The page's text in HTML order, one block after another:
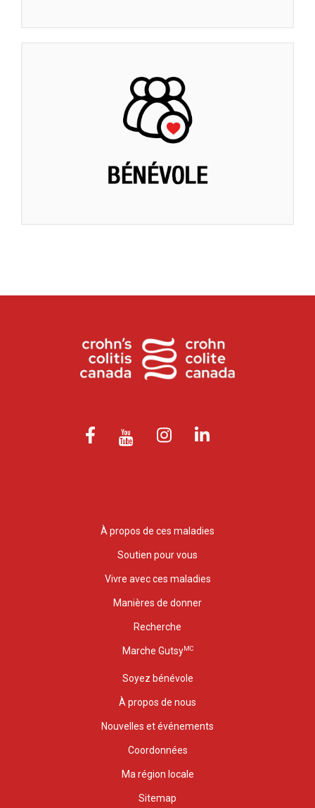
À propos de ces maladies
Soutien pour vous
Vivre avec ces maladies
Manières de donner
Recherche
Marche GutsyMC
Soyez bénévole
À propos de nous
Nouvelles et événements
Coordonnées
Ma région locale
Sitemap